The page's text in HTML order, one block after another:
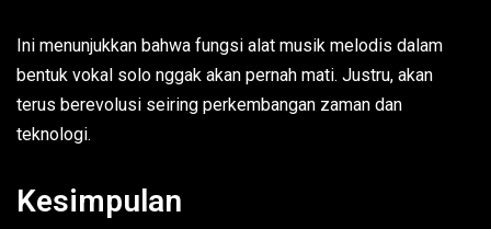
Ini menunjukkan bahwa fungsi alat musik melodis dalam
bentuk vokal solo nggak akan pernah mati. Justru, akan
terus berevolusi seiring perkembangan zaman dan
teknologi.
Kesimpulan